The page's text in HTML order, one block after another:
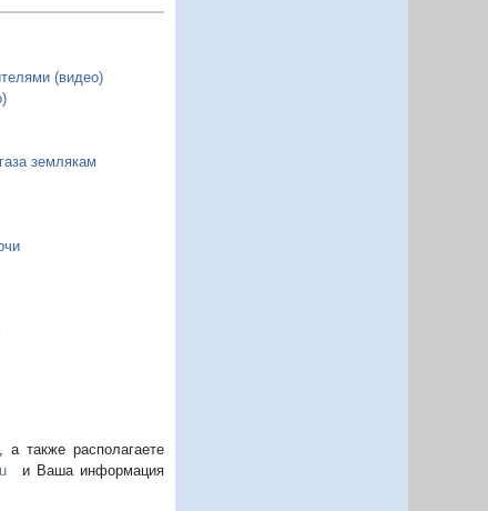
(видео)
землякам
также располагаете
и Ваша информация